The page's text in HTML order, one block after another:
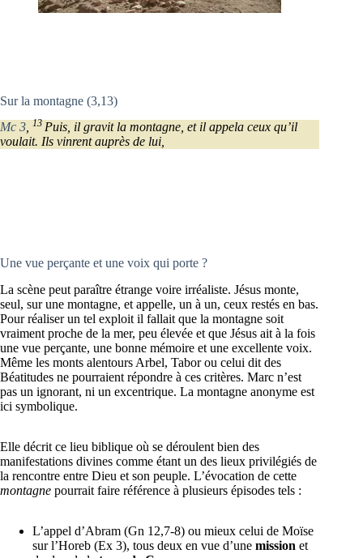
Sur la montagne (3,13)
Mc 3 13Puis, il gravit la montagne, et il appela ceux qu’il
voulait. Ils vinrent auprès de lui,
Une vue perçante et une voix qui porte ?
La scène peut paraître étrange voire irréaliste. Jésus monte,
seul, sur une montagne, et appelle, un à un, ceux restés en bas.
Pour réaliser un tel exploit il fallait que la montagne soit
vraiment proche de la mer, peu élevée et que Jésus ait à la fois
une vue perçante, une bonne mémoire et une excellente voix.
Même les monts alentours Arbel, Tabor ou celui dit des
Béatitudes ne pourraient répondre à ces critères. Marc n’est
pas un ignorant, ni un excentrique. La montagne anonyme est
ici symbolique.
Elle décrit ce lieu biblique où se déroulent bien des
manifestations divines comme étant un des lieux privilégiés de
la rencontre entre Dieu et son peuple. L’évocation de cette
montagne pourrait faire référence à plusieurs épisodes tels :
L’appel d’Abram (Gn 12,7-8) ou mieux celui de Moïse
sur l’Horeb (Ex 3), tous deux en vue d’une mission et